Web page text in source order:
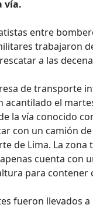
vía.
entre
trabajaron
a las
de transporte
acantilado el
la vía conocido
con un camión
de Lima. La zona
cuenta con
para contener
fueron llevados